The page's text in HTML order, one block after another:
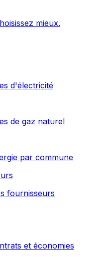
mieux.
d'électricité
de gaz naturel
par commune
fournisseurs
et économies